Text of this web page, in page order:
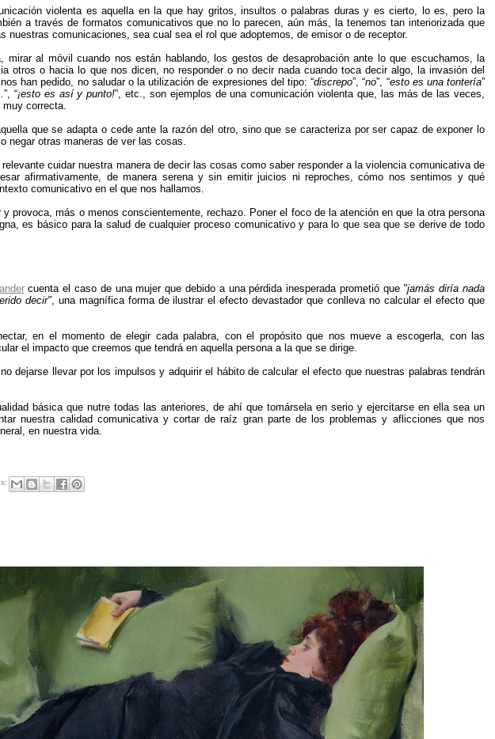
violenta es aquella en la que hay gritos, insultos o palabras duras y es cierto, lo es, pero la
a través de formatos comunicativos que no lo parecen, aún más, la tenemos tan interiorizada que
nuestras comunicaciones, sea cual sea el rol que adoptemos, de emisor o de receptor.
mirar al móvil cuando nos están hablando, los gestos de desaprobación ante lo que escuchamos, la
otros o hacia lo que nos dicen, no responder o no decir nada cuando toca decir algo, la invasión del
han pedido, no saludar o la utilización de expresiones del tipo: “discrepo”, “no”, “esto es una tontería”
”, “¡esto es así y punto!”, etc., son ejemplos de una comunicación violenta que, las más de las veces,
correcta.
que se adapta o cede ante la razón del otro, sino que se caracteriza por ser capaz de exponer lo
negar otras maneras de ver las cosas.
cuidar nuestra manera de decir las cosas como saber responder a la violencia comunicativa de
afirmativamente, de manera serena y sin emitir juicios ni reproches, cómo nos sentimos y qué
comunicativo en el que nos hallamos.
provoca, más o menos conscientemente, rechazo. Poner el foco de la atención en que la otra persona
es básico para la salud de cualquier proceso comunicativo y para lo que sea que se derive de todo
cuenta el caso de una mujer que debido a una pérdida inesperada prometió que "jamás diría nada
decir", una magnífica forma de ilustrar el efecto devastador que conlleva no calcular el efecto que
en el momento de elegir cada palabra, con el propósito que nos mueve a escogerla, con las
el impacto que creemos que tendrá en aquella persona a la que se dirige.
dejarse llevar por los impulsos y adquirir el hábito de calcular el efecto que nuestras palabras tendrán
básica que nutre todas las anteriores, de ahí que tomársela en serio y ejercitarse en ella sea un
nuestra calidad comunicativa y cortar de raíz gran parte de los problemas y aflicciones que nos
en nuestra vida.